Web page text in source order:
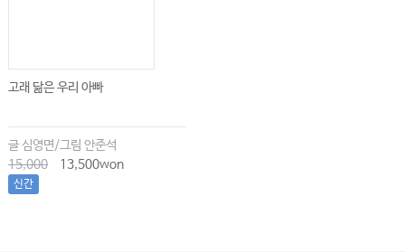
고래 닮은 우리 아빠
글 심영면/그림 안준석
15,000
13,500won
신간